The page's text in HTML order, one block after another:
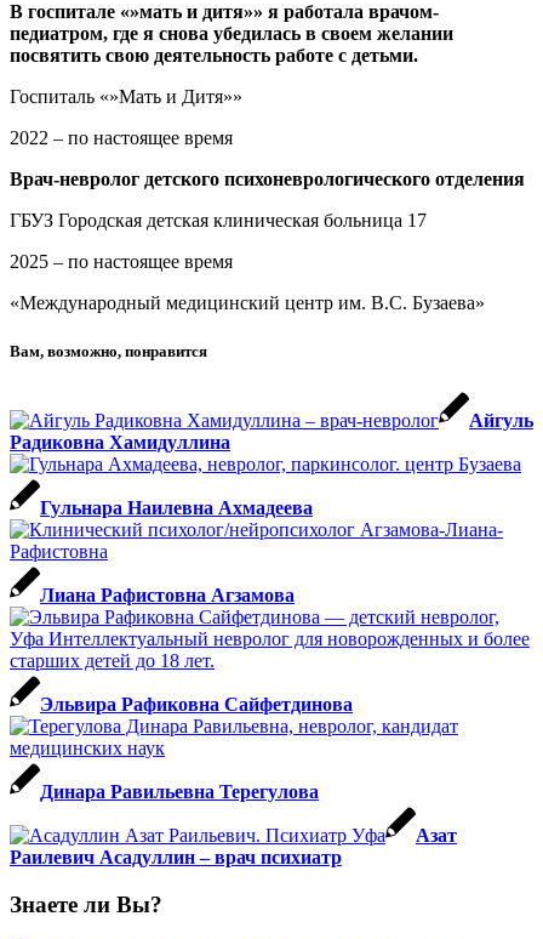
В госпитале «»мать и дитя»» я работала врачом-
педиатром, где я снова убедилась в своем желании
посвятить свою деятельность работе с детьми.
Госпиталь «»Мать и Дитя»»
2022 – по настоящее время
Врач-невролог детского психоневрологического отделения
ГБУЗ Городская детская клиническая больница 17
2025 – по настоящее время
«Международный медицинский центр им. В.С. Бузаева»
Вам, возможно, понравится
Айгуль
Радиковна Хамидуллина
Гульнара Наилевна Ахмадеева
Лиана Рафистовна Агзамова
Эльвира Рафиковна Сайфетдинова
Динара Равильевна Терегулова
Азат
Раилевич Асадуллин – врач психиатр
Знаете ли Вы?